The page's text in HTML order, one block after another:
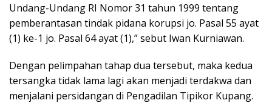
Undang-Undang RI Nomor 31 tahun 1999 tentang
pemberantasan tindak pidana korupsi jo. Pasal 55 ayat
(1) ke-1 jo. Pasal 64 ayat (1),” sebut Iwan Kurniawan.
Dengan pelimpahan tahap dua tersebut, maka kedua
tersangka tidak lama lagi akan menjadi terdakwa dan
menjalani persidangan di Pengadilan Tipikor Kupang.